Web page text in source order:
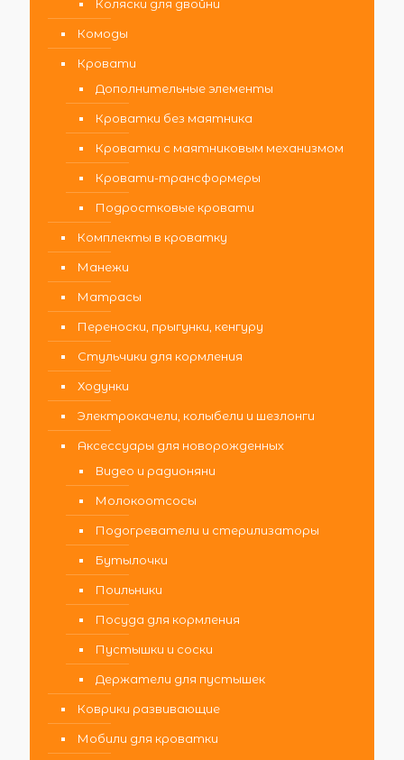
Коляски для двойни
Комоды
Кровати
Дополнительные элементы
Кроватки без маятника
Кроватки с маятниковым механизмом
Кровати-трансформеры
Подростковые кровати
Комплекты в кроватку
Манежи
Матрасы
Переноски, прыгунки, кенгуру
Стульчики для кормления
Ходунки
Электрокачели, колыбели и шезлонги
Аксессуары для новорожденных
Видео и радионяни
Молокоотсосы
Подогреватели и стерилизаторы
Бутылочки
Поильники
Посуда для кормления
Пустышки и соски
Держатели для пустышек
Коврики развивающие
Мобили для кроватки